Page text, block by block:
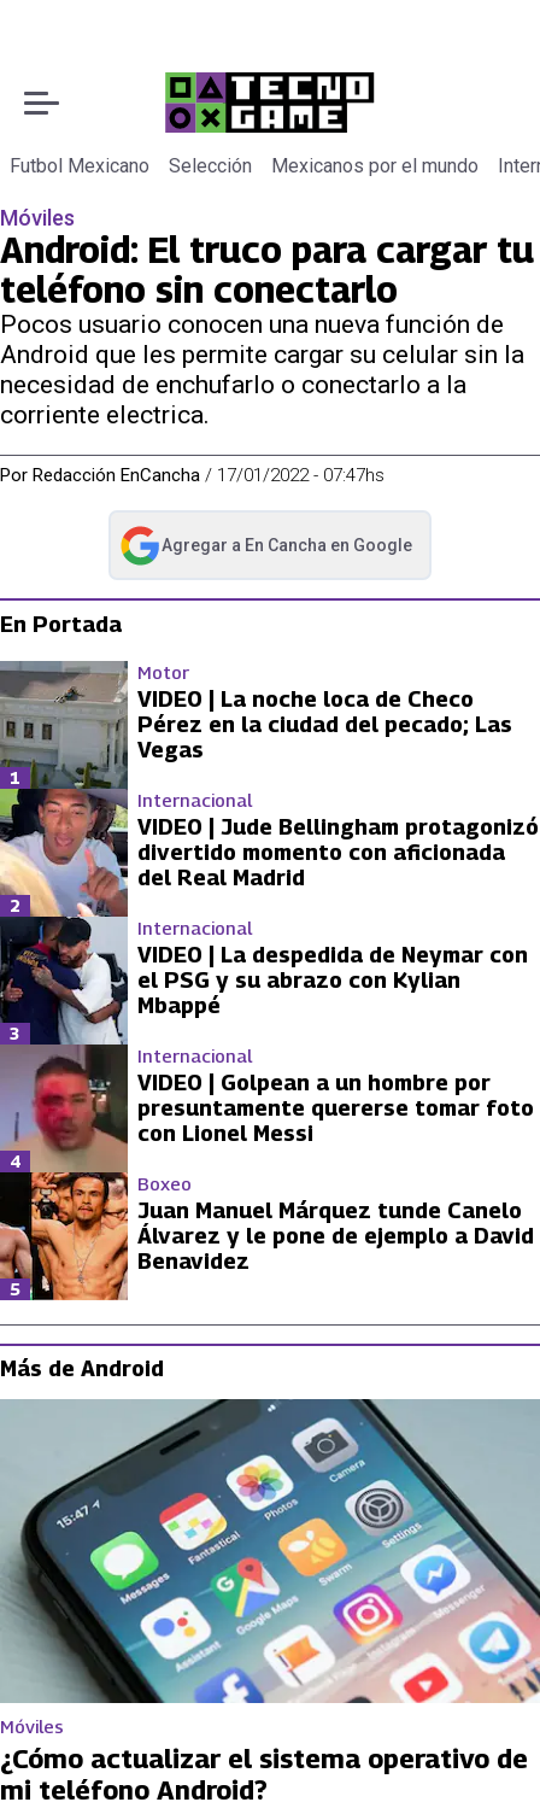
Futbol Mexicano Selección Mexicanos por el mundo
Móviles
Android: El truco para cargar tu
teléfono sin conectarlo
Pocos usuario conocen una nueva función de
Android que les permite cargar su celular sin la
necesidad de enchufarlo o conectarlo a la
corriente electrica.
Por Redacción EnCancha / 17/01/2022 - 07:47hs
Agregar a En Cancha en Google
abre en nueva pestaña
En Portada
Motor
VIDEO | La noche loca de Checo
Pérez en la ciudad del pecado; Las
Vegas
1
Internacional
VIDEO | Jude Bellingham protagonizó
divertido momento con aficionada
del Real Madrid
2
Internacional
VIDEO | La despedida de Neymar con
el PSG y su abrazo con Kylian
Mbappé
3
Internacional
VIDEO | Golpean a un hombre por
presuntamente quererse tomar foto
con Lionel Messi
4
Boxeo
Juan Manuel Márquez tunde Canelo
Álvarez y le pone de ejemplo a David
Benavidez
5
Más de Android
Móviles
¿Cómo actualizar el sistema operativo de
mi teléfono Android?